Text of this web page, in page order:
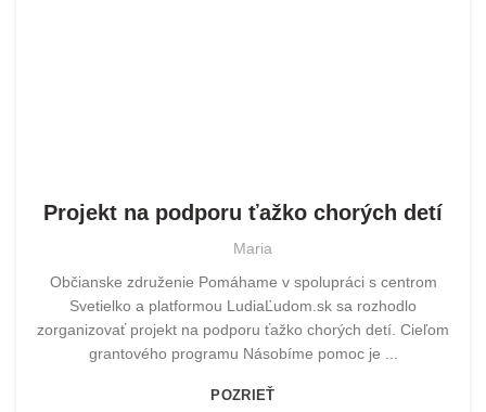
Projekt na podporu ťažko chorých detí
Maria
Občianske združenie Pomáhame v spolupráci s centrom
Svetielko a platformou LudiaĽudom.sk sa rozhodlo
zorganizovať projekt na podporu ťažko chorých detí. Cieľom
grantového programu Násobíme pomoc je ...
POZRIEŤ